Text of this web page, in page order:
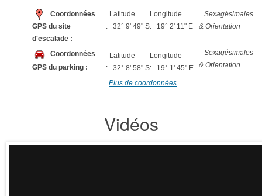
Coordonnées
GPS du site
d'escalade :
Latitude
: 32° 9' 49" S
Longitude
: 19° 2' 11" E
Sexagésimales
& Orientation
Coordonnées
GPS du parking :
Latitude
: 32° 8' 58" S
Longitude
: 19° 1' 45" E
Sexagésimales
& Orientation
Plus de coordonnées
Vidéos